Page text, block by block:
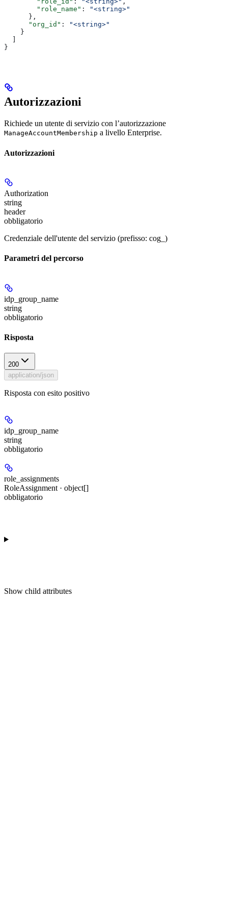
        "role_name"
:
"<string>"
      },
      "org_id"
:
"<string>"
    }
  ]
}
Autorizzazioni
Richiede un utente di servizio con l’autorizzazione
ManageAccountMembership a livello Enterprise.
Autorizzazioni
Authorization
string
header
obbligatorio
Credenziale dell'utente del servizio (prefisso: cog_)
Parametri del percorso
idp_group_name
string
obbligatorio
Risposta
200
application/json
Risposta con esito positivo
idp_group_name
string
obbligatorio
role_assignments
RoleAssignment · object[]
obbligatorio
Show child attributes